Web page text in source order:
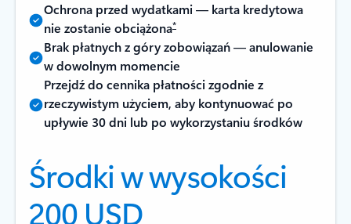
Ochrona przed wydatkami — karta kredytowa
nie zostanie obciążona*
Brak płatnych z góry zobowiązań — anulowanie
w dowolnym momencie
Przejdź do cennika płatności zgodnie z
rzeczywistym użyciem, aby kontynuować po
upływie 30 dni lub po wykorzystaniu środków
Środki w wysokości
200 USD